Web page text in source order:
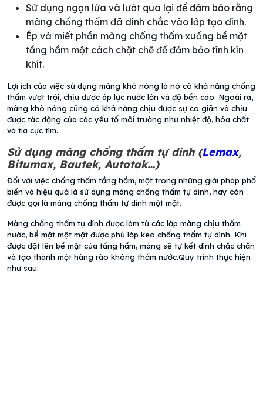
Sử dụng ngọn lửa và lướt qua lại để đảm bảo rằng
màng chống thấm đã dính chắc vào lớp tạo dính.
Ép và miết phần màng chống thấm xuống bề mặt
tầng hầm một cách chặt chẽ để đảm bảo tính kín
khít.
Lợi ích của việc sử dụng màng khò nóng là nó có khả năng chống
thấm vượt trội, chịu được áp lực nước lớn và độ bền cao. Ngoài ra,
màng khò nóng cũng có khả năng chịu được sự co giãn và chịu
được tác động của các yếu tố môi trường như nhiệt độ, hóa chất
và tia cực tím.
Sử dụng màng chống thấm tự dính (Lemax,
Bitumax, Bautek, Autotak…)
Đối với việc chống thấm tầng hầm, một trong những giải pháp phổ
biến và hiệu quả là sử dụng màng chống thấm tự dính, hay còn
được gọi là màng chống thấm tự dính một mặt.
Màng chống thấm tự dính được làm từ các lớp màng chịu thấm
nước, bề mặt một mặt được phủ lớp keo chống thấm tự dính. Khi
được đặt lên bề mặt của tầng hầm, màng sẽ tự kết dính chắc chắn
và tạo thành một hàng rào không thấm nước.Quy trình thực hiện
như sau: